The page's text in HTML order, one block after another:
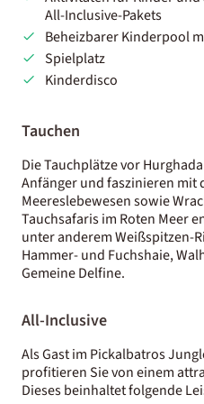
All-Inclusive-Pakets
Beheizbarer Kinderpool
Spielplatz
Kinderdisco
Tauchen
Die Tauchplätze vor
Anfänger und faszinieren mit
Meereslebewesen sowie
Tauchsafaris im Roten Meer
unter anderem Weißspitzen-
Hammer- und Fuchshaie,
Gemeine Delfine.
All-Inclusive
Als Gast im Pickalbatros
profitieren Sie von einem
Dieses beinhaltet folgende